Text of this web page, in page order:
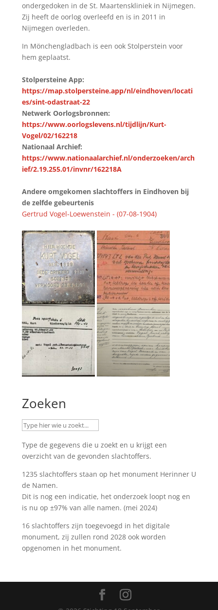
ondergedoken in de St. Maartenskliniek in Nijmegen.
Zij heeft de oorlog overleefd en is in 2011 in
Nijmegen overleden.
In Mönchengladbach is een ook Stolperstein voor
hem geplaatst.
Stolpersteine App:
https://map.stolpersteine.app/nl/eindhoven/locati
es/sint-odastraat-22
Netwerk Oorlogsbronnen:
https://www.oorlogslevens.nl/tijdlijn/Kurt-
Vogel/02/162218
Nationaal Archief:
https://www.nationaalarchief.nl/onderzoeken/arch
ief/2.19.255.01/invnr/162218A
Andere omgekomen slachtoffers in Eindhoven bij
de zelfde gebeurtenis
Gertrud Vogel-Loewenstein - (07-08-1904)
Zoeken
Type de gegevens die u zoekt en u krijgt een
overzicht van de gevonden slachtoffers.
1235 slachtoffers staan op het monument Herinner U
de Namen.
Dit is nog een indicatie, het onderzoek loopt nog en
is nu op ±97% van alle namen. (mei 2024)
16 slachtoffers zijn toegevoegd in het digitale
monument, zij zullen rond 2028 ook worden
opgenomen in het monument.